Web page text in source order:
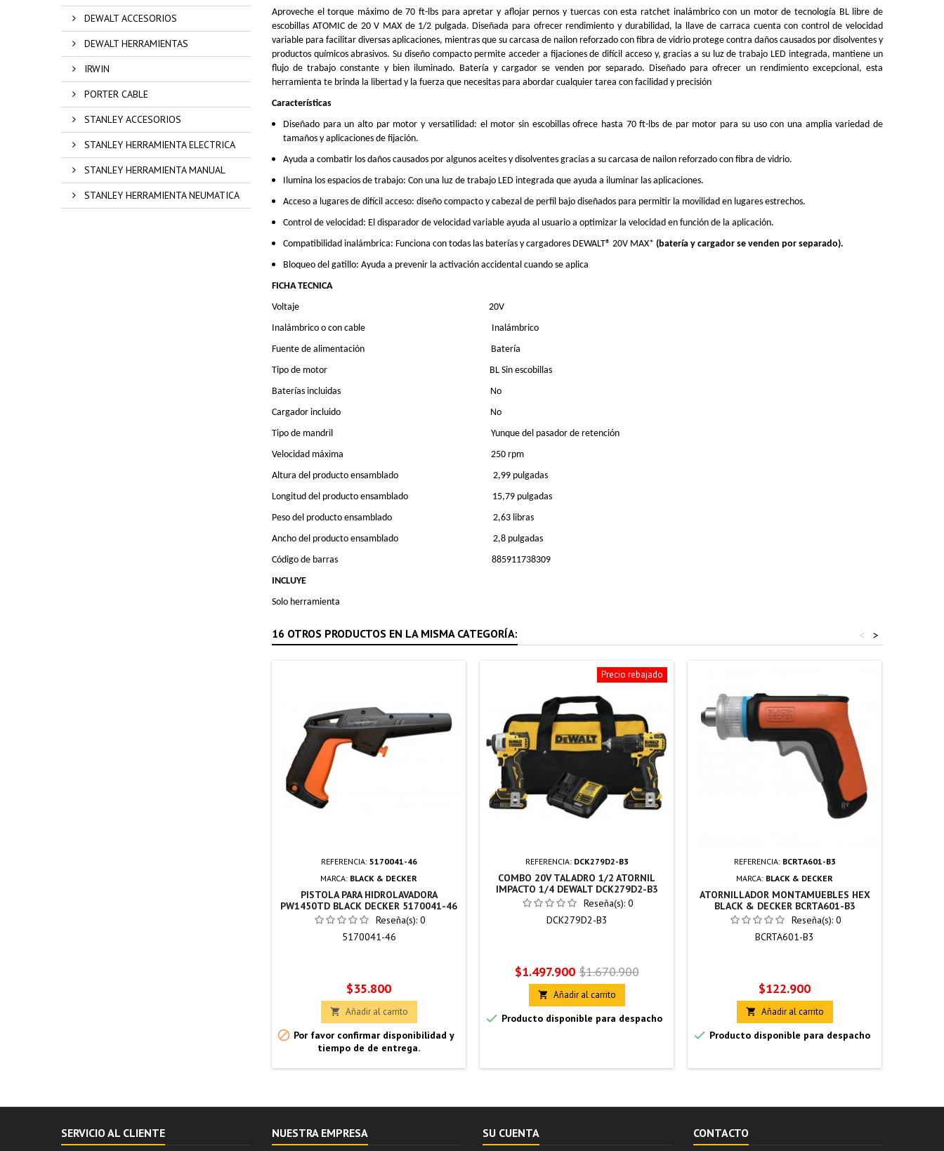
DEWALT ACCESORIOS
DEWALT HERRAMIENTAS
IRWIN
PORTER CABLE
STANLEY ACCESORIOS
STANLEY HERRAMIENTA ELECTRICA
STANLEY HERRAMIENTA MANUAL
STANLEY HERRAMIENTA NEUMATICA
Aproveche el torque máximo de 70 ft-lbs para apretar y aflojar pernos y tuercas con esta ratchet inalámbrico con un motor de tecnología BL libre de
escobillas ATOMIC de 20 V MAX de 1/2 pulgada. Diseñada para ofrecer rendimiento y durabilidad, la llave de carraca cuenta con control de velocidad
variable para facilitar diversas aplicaciones, mientras que su carcasa de nailon reforzado con fibra de vidrio protege contra daños causados ​​por disolventes y
productos químicos abrasivos. Su diseño compacto permite acceder a fijaciones de difícil acceso y, gracias a su luz de trabajo LED integrada, mantiene un
flujo de trabajo constante y bien iluminado. Batería y cargador se venden por separado. Diseñado para ofrecer un rendimiento excepcional, esta
herramienta te brinda la libertad y la fuerza que necesitas para abordar cualquier tarea con facilidad y precisión
Características
Diseñado para un alto par motor y versatilidad: el motor sin escobillas ofrece hasta 70 ft-lbs de par motor para su uso con una amplia variedad de
tamaños y aplicaciones de fijación.
Ayuda a combatir los daños causados ​​por algunos aceites y disolventes gracias a su carcasa de nailon reforzado con fibra de vidrio.
Ilumina los espacios de trabajo: Con una luz de trabajo LED integrada que ayuda a iluminar las aplicaciones.
Acceso a lugares de difícil acceso: diseño compacto y cabezal de perfil bajo diseñados para permitir la movilidad en lugares estrechos.
Control de velocidad: El disparador de velocidad variable ayuda al usuario a optimizar la velocidad en función de la aplicación.
Compatibilidad inalámbrica: Funciona con todas las baterías y cargadores DEWALT® 20V MAX* (batería y cargador se venden por separado).
Bloqueo del gatillo: Ayuda a prevenir la activación accidental cuando se aplica
FICHA TECNICA
Voltaje
20V
Inalámbrico o con cable
Inalámbrico
Fuente de alimentación
Batería
Tipo de motor
BL Sin escobillas
Baterías incluidas
No
Cargador incluido
No
Tipo de mandril
Yunque del pasador de retención
Velocidad máxima
250 rpm
Altura del producto ensamblado
2,99 pulgadas
Longitud del producto ensamblado
15,79 pulgadas
Peso del producto ensamblado
2,63 libras
Ancho del producto ensamblado
2,8 pulgadas
Código de barras
885911738309
INCLUYE
Solo herramienta
16 OTROS PRODUCTOS EN LA MISMA CATEGORÍA: >
<
REFERENCIA: 5170041-46
MARCA: BLACK & DECKER
PISTOLA PARA HIDROLAVADORA
PW1450TD BLACK DECKER 5170041-46
Reseña(s): 0
5170041-46
Precio
$35.800
 Añadir al carrito
 Por favor confirmar disponibilidad y
tiempo de de entrega.
Precio rebajado
REFERENCIA: DCK279D2-B3
COMBO 20V TALADRO 1/2 ATORNIL
IMPACTO 1/4 DEWALT DCK279D2-B3
Reseña(s): 0
DCK279D2-B3
Precio
$1.497.900 Precio
base
$1.670.900
 Añadir al carrito
 Producto disponible para despacho
REFERENCIA: BCRTA601-B3
MARCA: BLACK & DECKER
ATORNILLADOR MONTAMUEBLES HEX
BLACK & DECKER BCRTA601-B3
Reseña(s): 0
BCRTA601-B3
Precio
$122.900
 Añadir al carrito
 Producto disponible para despacho
SERVICIO AL CLIENTE NUESTRA EMPRESA SU CUENTA CONTACTO